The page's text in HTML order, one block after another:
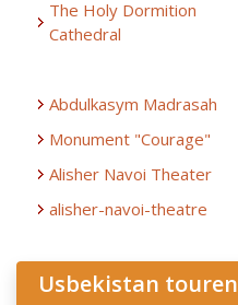
The Holy Dormition
Cathedral
Abdulkasym Madrasah
Monument "Courage"
Alisher Navoi Theater
alisher-navoi-theatre
Usbekistan touren